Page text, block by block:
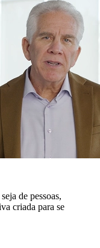
de pessoas,
criada para se